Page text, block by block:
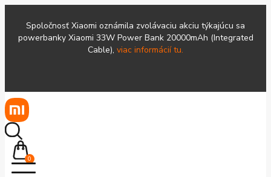
Spoločnosť Xiaomi oznámila zvolávaciu akciu týkajúcu sa
powerbanky Xiaomi 33W Power Bank 20000mAh (Integrated
Cable), viac informácií tu.
0